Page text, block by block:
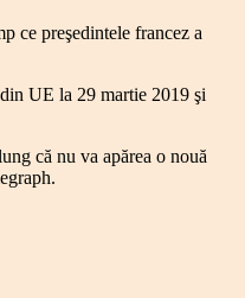
ce preşedintele francez a
UE la 29 martie 2019 şi
că nu va apărea o nouă